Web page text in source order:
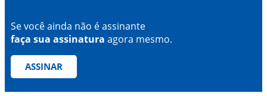
Se você ainda não é assinante
faça sua assinatura agora mesmo.
ASSINAR